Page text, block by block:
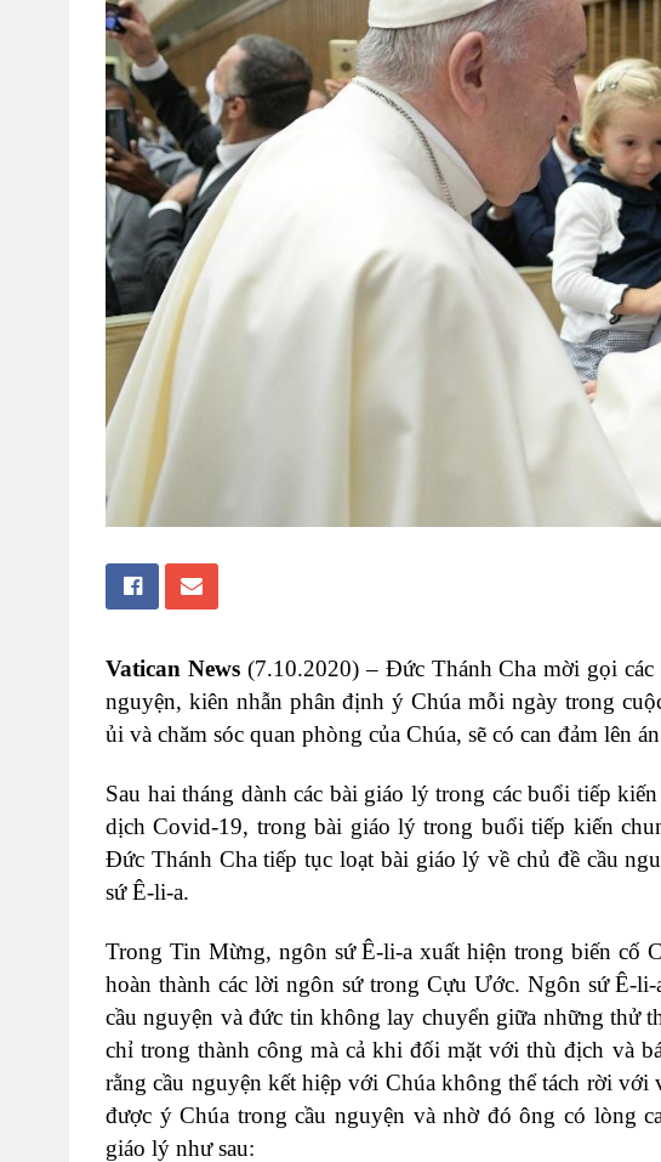
Vatican News(7.10.2020) – Đức Thánh Cha mời gọi
nguyện, kiên nhẫn phân định ý Chúa mỗi ngày trong
ủi và chăm sóc quan phòng của Chúa, sẽ có can đảm lên
Sau hai tháng dành các bài giáo lý trong các buổi tiếp
dịch Covid-19, trong bài giáo lý trong buổi tiếp kiến
Đức Thánh Cha tiếp tục loạt bài giáo lý về chủ đề cầu
sứ Ê-li-a.
Trong Tin Mừng, ngôn sứ Ê-li-a xuất hiện trong biến cố
hoàn thành các lời ngôn sứ trong Cựu Ước. Ngôn sứ Ê-
cầu nguyện và đức tin không lay chuyển giữa những thử
chỉ trong thành công mà cả khi đối mặt với thù địch và
rằng cầu nguyện kết hiệp với Chúa không thể tách rời với
được ý Chúa trong cầu nguyện và nhờ đó ông có lòng
giáo lý như sau: